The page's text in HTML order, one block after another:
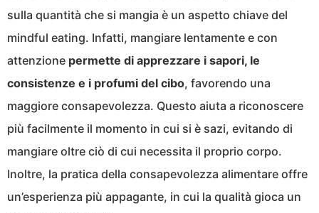
sulla quantità che si mangia è un aspetto chiave del
mindful eating. Infatti, mangiare lentamente e con
attenzione permette di apprezzare i sapori, le
consistenze e i profumi del cibo, favorendo una
maggiore consapevolezza. Questo aiuta a riconoscere
più facilmente il momento in cui si è sazi, evitando di
mangiare oltre ciò di cui necessita il proprio corpo.
Inoltre, la pratica della consapevolezza alimentare offre
un’esperienza più appagante, in cui la qualità gioca un